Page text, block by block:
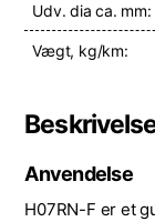
Udv. dia ca. mm:
Vægt, kg/km:
Anvendelse
H07RN-F er et